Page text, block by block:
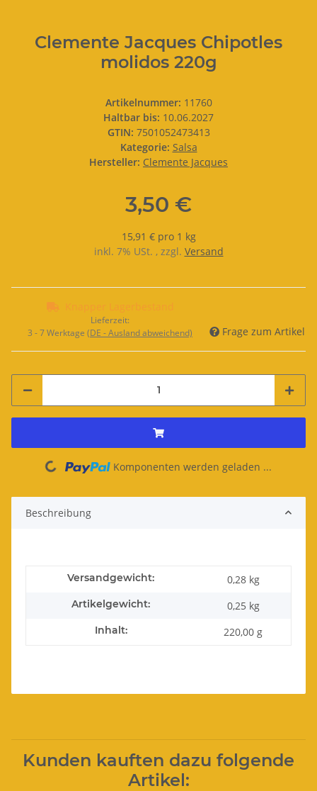
Clemente Jacques Chipotles
molidos 220g
Artikelnummer: 11760
Haltbar bis: 10.06.2027
GTIN: 7501052473413
Kategorie: Salsa
Hersteller: Clemente Jacques
3,50 €
15,91 € pro 1 kg
inkl. 7% USt. , zzgl. Versand
Knapper Lagerbestand
Lieferzeit:
3 - 7 Werktage (DE - Ausland abweichend) Frage zum Artikel
Loading... Komponenten werden geladen ...
Beschreibung
Versandgewicht: 0,28 kg
Artikelgewicht: 0,25 kg
Inhalt: 220,00 g
Kunden kauften dazu folgende
Artikel: